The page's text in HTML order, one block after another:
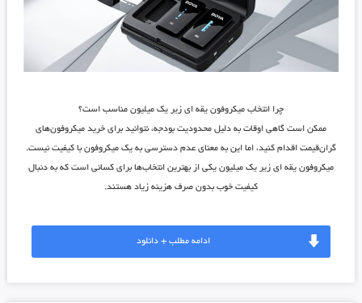
چرا انتخاب میکروفون یقه ای زیر یک میلیون مناسب است؟
ممکن است گاهی اوقات به دلیل محدودیت بودجه، نتوانید برای خرید میکروفون‌های
گران‌قیمت اقدام کنید، اما این به معنای عدم دسترسی به یک میکروفون با کیفیت نیست.
میکروفون یقه ای زیر یک میلیونیکی از بهترین انتخاب‌ها برای کسانی است که به دنبال
کیفیت خوب بدون صرف هزینه زیاد هستند.
ادامه مطلب + دانلود